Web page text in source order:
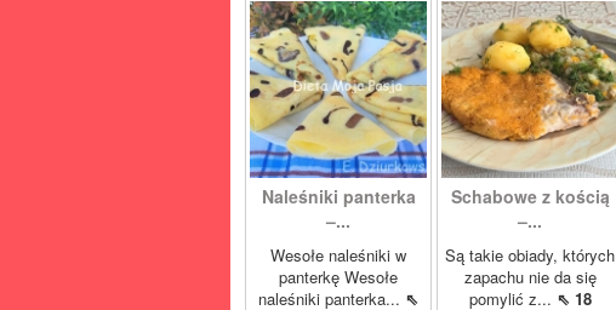
Naleśniki panterka
–...
Wesołe naleśniki w
panterkę Wesołe
naleśniki panterka... ⇖
Schabowe z kością
–...
Są takie obiady, których
zapachu nie da się
pomylić z... ⇖ 18